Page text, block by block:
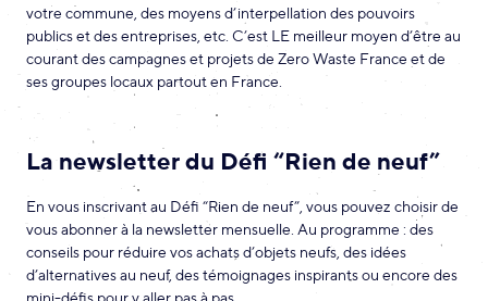
votre commune, des moyens d’interpellation des pouvoirs
publics et des entreprises, etc. C’est LE meilleur moyen d’être au
courant des campagnes et projets de Zero Waste France et de
ses groupes locaux partout en France.
La newsletter du Défi “Rien de neuf”
En vous inscrivant au Défi “Rien de neuf”, vous pouvez choisir de
vous abonner à la newsletter mensuelle. Au programme : des
conseils pour réduire vos achats d’objets neufs, des idées
d’alternatives au neuf, des témoignages inspirants ou encore des